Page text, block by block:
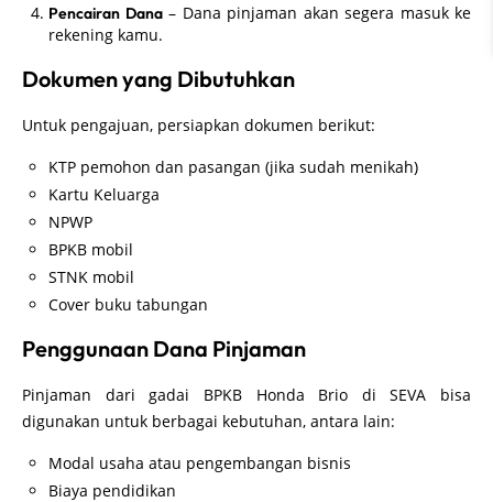
Pencairan Dana– Dana pinjaman akan segera masuk ke
rekening kamu.
Dokumen yang Dibutuhkan
Untuk pengajuan, persiapkan dokumen berikut:
KTP pemohon dan pasangan (jika sudah menikah)
Kartu Keluarga
NPWP
BPKB mobil
STNK mobil
Cover buku tabungan
Penggunaan Dana Pinjaman
Pinjaman dari gadai BPKB Honda Brio di SEVA bisa
digunakan untuk berbagai kebutuhan, antara lain:
Modal usaha atau pengembangan bisnis
Biaya pendidikan